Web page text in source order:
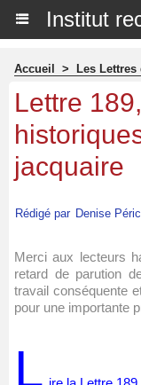
Institut
Accueil > Les Lettres
Lettre
jacquaire
Rédigé par Denise
Merci aux lecteurs
retard de parution
travail conséquente
pour une importante
L